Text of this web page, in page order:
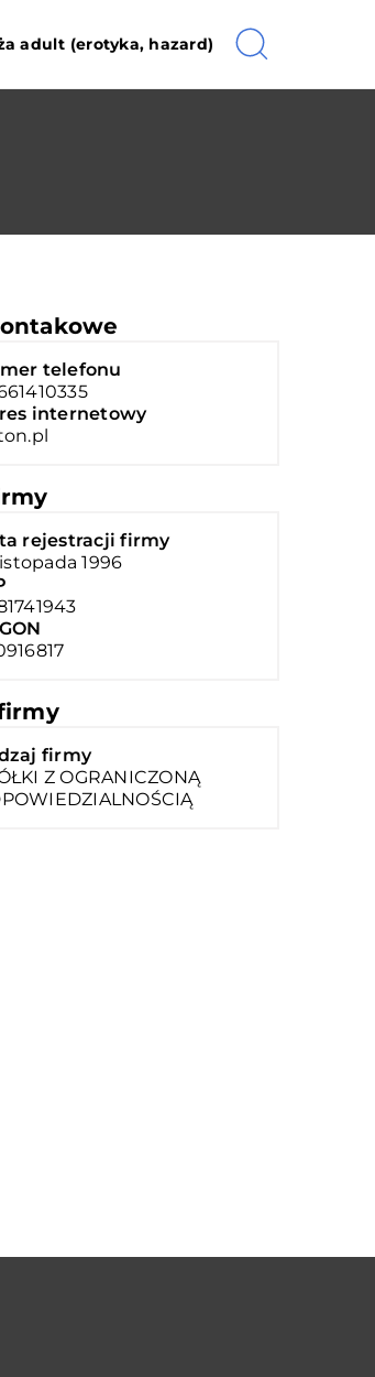
adult (erotyka, hazard)
telefonu
internetowy
rejestracji firmy
1996
firmy
Z OGRANICZONĄ